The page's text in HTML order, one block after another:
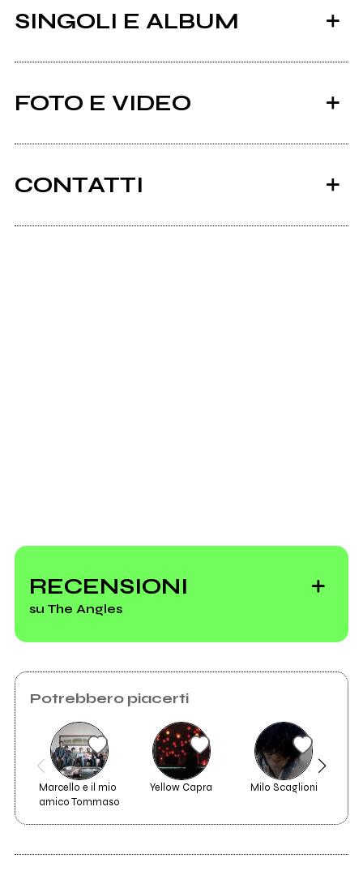
SINGOLI E ALBUM
2014
FOTO E VIDEO
CONTATTI
RECENSIONI
su The Angles
2013
Superturbodance
Potrebbero piacerti
Marcello e il mio
amico Tommaso
Yellow Capra Milo Scaglioni